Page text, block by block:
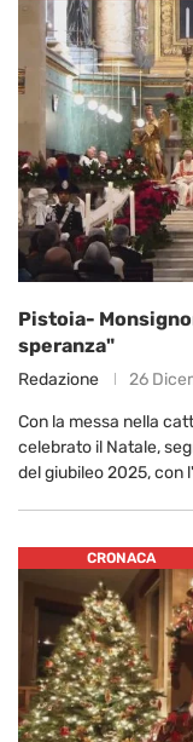
Pistoia-
speranza"
Redazione 26
Con la messa nella
celebrato il Natale,
del giubileo 2025, con
CRONACA